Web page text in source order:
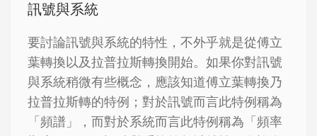
訊號與系統
要討論訊號與系統的特性，不外乎就是從傅立
葉轉換以及拉普拉斯轉換開始。如果你對訊號
與系統稍微有些概念，應該知道傅立葉轉換乃
拉普拉斯轉的特例；對於訊號而言此特例稱為
「頻譜」，而對於系統而言此特例稱為「頻率